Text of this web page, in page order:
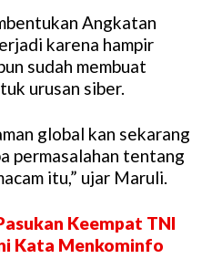
Angkatan
karena hampir
sudah membuat
urusan siber.
global kan sekarang
permasalahan tentang
itu,” ujar Maruli.
Keempat TNI
Kata Menkominfo